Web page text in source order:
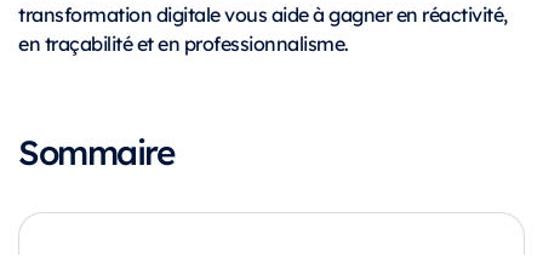
transformation digitale vous aide à gagner en réactivité,
en traçabilité et en professionnalisme.
Sommaire